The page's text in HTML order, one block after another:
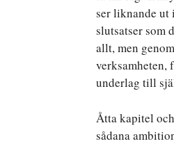
ser liknande ut
slutsatser som
allt, men
verksamheten,
underlag till
Åtta kapitel
sådana